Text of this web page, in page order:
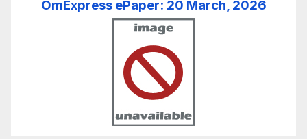
OmExpress ePaper: 20 March, 2026